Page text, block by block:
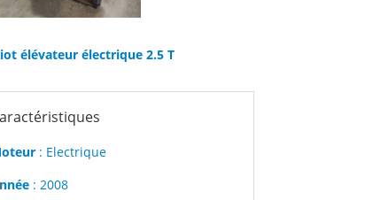
élévateur électrique 2.5 T
: Electrique
: 2008